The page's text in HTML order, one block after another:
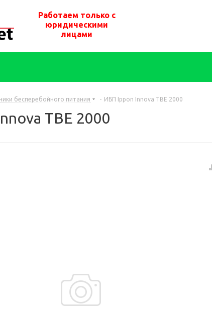
Работаем только с
юридическими
лицами
бесперебойного питания - ИБП Ippon Innova TBE 2000
TBE 2000